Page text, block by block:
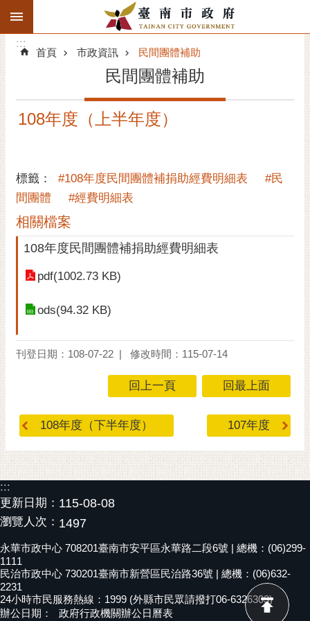
跳到主要內容區塊
搜
階
精彩府城
市府團隊
主題服務
市政資訊
偉
哲
花
泉
桐
花
祭
網
站
導
覽
訂
:::
:::
首頁 市政資訊 民間團體補助
民間團體補助
108年度（上半年度）
標籤： #108年度民間團體補捐助經費明細表
#民
間團體
#經費明細表
相關檔案
108年度民間團體補捐助經費明細表
pdf(1002.73 KB)
ods(94.32 KB)
刊登日期：108-07-22 修改時間：115-07-14
回上一頁 回最上面
108年度（下半年度） 107年度
:::
更新日期： 115-08-08
瀏覽人次： 1497
永華市政中心 708201臺南市安平區永華路二段6號 | 總機：(06)299-
1111
民治市政中心 730201臺南市新營區民治路36號 | 總機：(06)632-
2231
24小時市民服務熱線：1999 (外縣市民眾請撥打06-6326303)
辦公日期：
政府行政機關辦公日曆表